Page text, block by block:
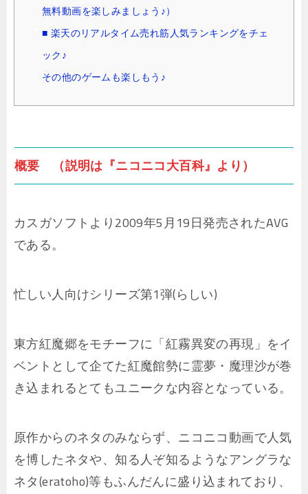
無料動画を楽しみましょう♪）
■ 楽天のリアルタイム売れ筋人気ランキングをチェ
ック♪
その他のゲームも楽しもう♪
概要 （説明は『ニコニコ大百科』より）
カスガソフトより2009年5月19日発売されたAVG
である。
忙しい人向けシリーズ第1弾(らしい)
東方紅魔郷をモチーフに「紅霧異変の再現」をイ
ベントとして企てた紅魔館勢に霊夢・魔理沙が巻
き込まれるとてもユニークな内容となっている。
原作からのネタのみならず、ニコニコ動画で人気
を博したネタや、知る人ぞ知るようなアングラな
ネタ(eratoho)等もふんだんに盛り込まれており、